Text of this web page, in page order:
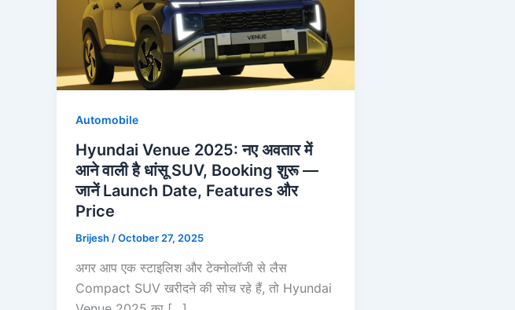
Automobile
Hyundai Venue 2025: नए अवतार में
आने वाली है धांसू SUV, Booking शुरू —
जानें Launch Date, Features और
Price
Brijesh /October 27, 2025
अगर आप एक स्टाइलिश और टेक्नोलॉजी से लैस
Compact SUV खरीदने की सोच रहे हैं, तो Hyundai